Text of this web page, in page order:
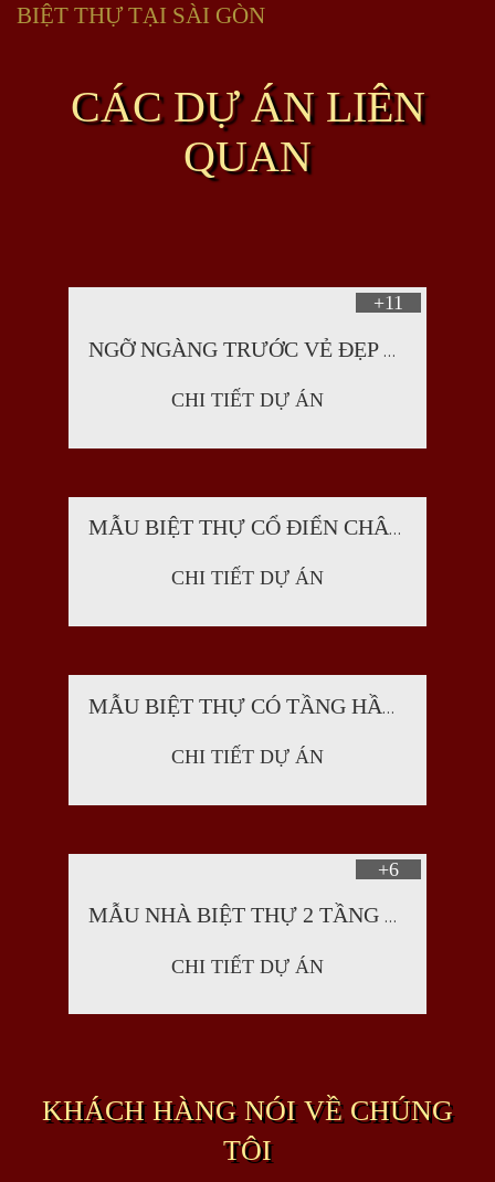
BIỆT THỰ TẠI SÀI GÒN
CÁC DỰ ÁN LIÊN
QUAN
+11
NGỠ NGÀNG TRƯỚC VẺ ĐẸP THIẾT KẾ BIỆT THỰ TÂN CỔ ĐIỂN 3 TẦNG ĐẸP ĐẲNG CẤP TẠI SÀI GÒN – SH BTP 0159
CHI TIẾT DỰ ÁN
MẪU BIỆT THỰ CỔ ĐIỂN CHÂU ÂU 3 TẦNG XA HOA LỘNG LẪY TẠI ĐỨC - SH BTP 0042
CHI TIẾT DỰ ÁN
MẪU BIỆT THỰ CÓ TẦNG HẦM PHONG CÁCH PHÁP DIỆN TÍCH 244,59M2 TẠI NINH BÌNH - SH BTP 0041
CHI TIẾT DỰ ÁN
+6
MẪU NHÀ BIỆT THỰ 2 TẦNG KIỂU PHÁP MẶT TIỀN 9M9 TẠI HẢI PHÒNG - SH BTP 0040
CHI TIẾT DỰ ÁN
KHÁCH HÀNG NÓI VỀ CHÚNG
TÔI